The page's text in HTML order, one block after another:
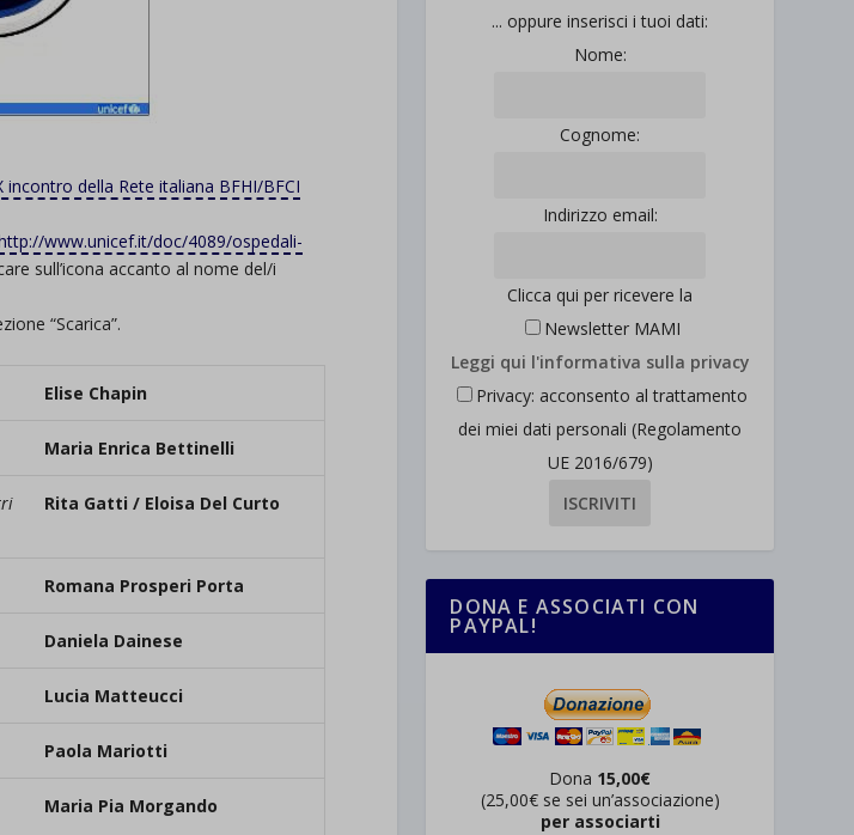
incontro della Rete italiana BFHI/BFCI
www.unicef.it/doc/4089/ospedali-
sull’icona accanto al nome del/i
“Scarica”.
Elise Chapin
Maria Enrica Bettinelli
Rita Gatti / Eloisa Del Curto
Romana Prosperi Porta
Daniela Dainese
Lucia Matteucci
Paola Mariotti
Maria Pia Morgando
... oppure inserisci i tuoi dati:
Nome:
Cognome:
Indirizzo email:
Clicca qui per ricevere la
Newsletter MAMI
Leggi qui l'informativa sulla privacy
Privacy: acconsento al trattamento
dei miei dati personali (Regolamento
UE 2016/679)
DONA E ASSOCIATI CON
PAYPAL!
Dona 15,00€
(25,00€ se sei un’associazione)
per associarti